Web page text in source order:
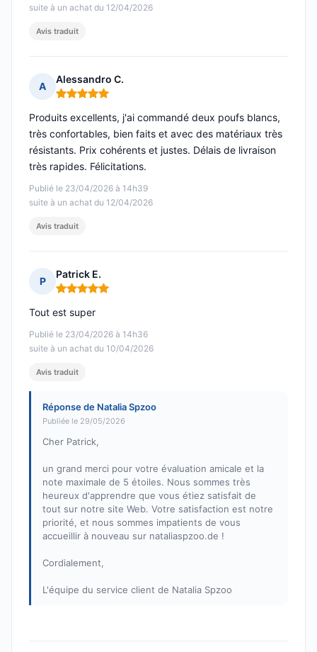
suite à un achat du 12/04/2026
Avis traduit
A
Alessandro C.
Note : 5 sur 5
Publié le 23/04/2026 à 14h39
suite à un achat du 12/04/2026
Produits excellents, j'ai commandé deux poufs blancs,
très confortables, bien faits et avec des matériaux très
résistants. Prix cohérents et justes. Délais de livraison
très rapides. Félicitations.
Avis traduit
P
Patrick E.
Note : 5 sur 5
Publié le 23/04/2026 à 14h36
suite à un achat du 10/04/2026
Tout est super
Avis traduit
Réponse de Natalia Spzoo
Publiée le 29/05/2026
Cher Patrick,
un grand merci pour votre évaluation amicale et la
note maximale de 5 étoiles. Nous sommes très
heureux d'apprendre que vous étiez satisfait de
tout sur notre site Web. Votre satisfaction est notre
priorité, et nous sommes impatients de vous
accueillir à nouveau sur nataliaspzoo.de !
Cordialement,
L'équipe du service client de Natalia Spzoo